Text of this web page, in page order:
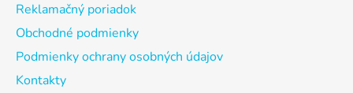
Reklamačný poriadok
Obchodné podmienky
Podmienky ochrany osobných údajov
Kontakty